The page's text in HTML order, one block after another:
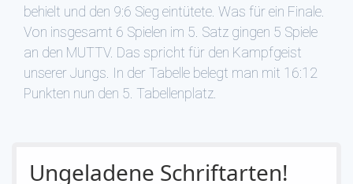
behielt und den 9:6 Sieg eintütete. Was für ein Finale.
Von insgesamt 6 Spielen im 5. Satz gingen 5 Spiele
an den MUTTV. Das spricht für den Kampfgeist
unserer Jungs. In der Tabelle belegt man mit 16:12
Punkten nun den 5. Tabellenplatz.
Ungeladene Schriftarten!